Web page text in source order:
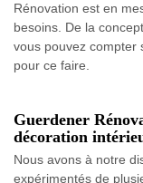
Rénovation est en
besoins. De la
vous pouvez compter
pour ce faire.
Guerdener
décoration
Nous avons à notre
expérimentés de